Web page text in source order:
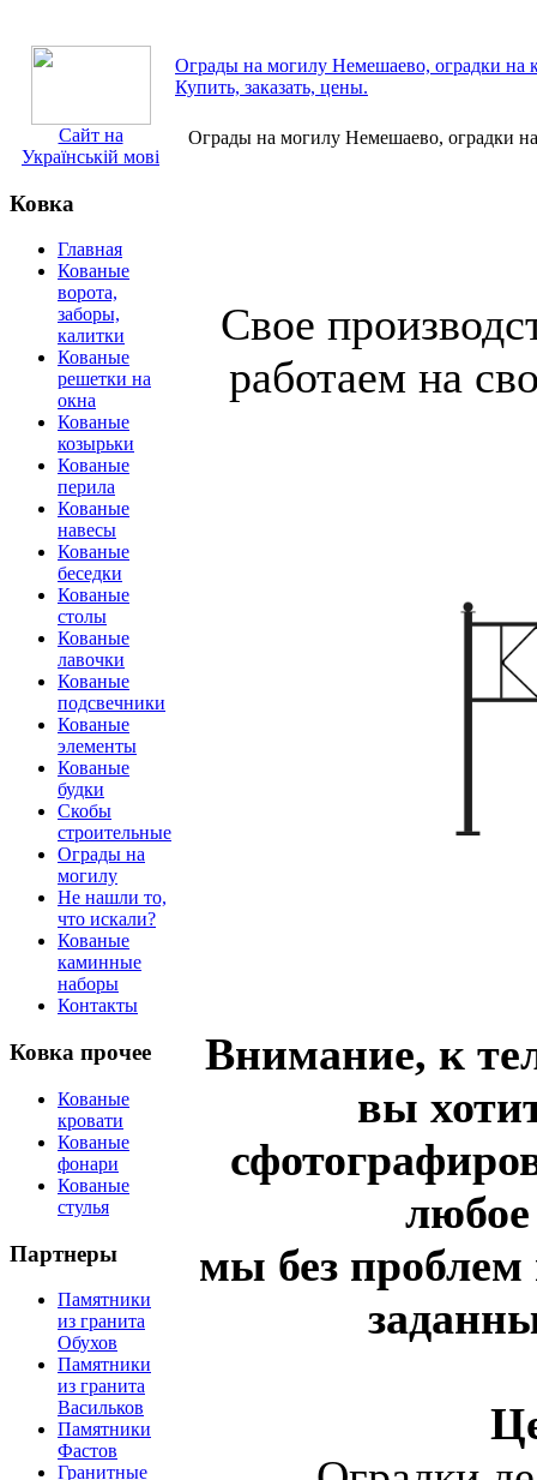
Сайт на
Українській мові
Ковка
Главная
Кованые
ворота,
заборы,
калитки
Кованые
решетки на
окна
Кованые
козырьки
Кованые
перила
Кованые
навесы
Кованые
беседки
Кованые
столы
Кованые
лавочки
Кованые
подсвечники
Кованые
элементы
Кованые
будки
Скобы
строительные
Ограды на
могилу
Не нашли то,
что искали?
Кованые
каминные
наборы
Контакты
Ковка прочее
Кованые
кровати
Кованые
фонари
Кованые
стулья
Партнеры
Памятники
из гранита
Обухов
Памятники
из гранита
Васильков
Памятники
Фастов
Гранитные
Ограды на могилу Немешаево, оградки на
Купить, заказать, цены.
Ограды на могилу Немешаево, оградки
Свое
работаем на
Внимание, к
вы
любое
мы без проблем